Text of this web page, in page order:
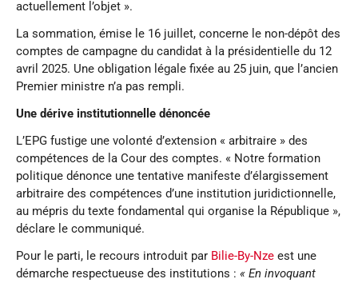
actuellement l’objet ».
La sommation, émise le 16 juillet, concerne le non-dépôt des
comptes de campagne du candidat à la présidentielle du 12
avril 2025. Une obligation légale fixée au 25 juin, que l’ancien
Premier ministre n’a pas rempli.
Une dérive institutionnelle dénoncée
L’EPG fustige une volonté d’extension « arbitraire » des
compétences de la Cour des comptes. « Notre formation
politique dénonce une tentative manifeste d’élargissement
arbitraire des compétences d’une institution juridictionnelle,
au mépris du texte fondamental qui organise la République »,
déclare le communiqué.
Pour le parti, le recours introduit par Bilie-By-Nze est une
démarche respectueuse des institutions : « En invoquant